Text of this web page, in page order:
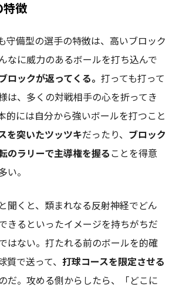
特徴
守備型の選手の特徴は、高いブロック
なに威力のあるボールを打ち込んで
ロックが返ってくる。 打っても打って
は、多くの対戦相手の心を折ってき
的には自分から強いボールを打つこと
を突いたツッツキだったり、 ブロック
のラリーで主導権を握る ことを得意
い。
聞くと、類まれなる反射神経でどん
きるといったイメージを持ちがちだ
はない。打たれる前のボールを的確
質で送って、 打球コースを限定させる
だ。攻める側からしたら、「どこに